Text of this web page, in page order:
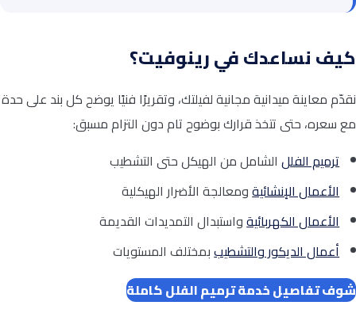
كيف نساعدك في رينوفيت؟
نقدّم معاينة ميدانية مجانية لفيلتك، وتقريرًا فنيًا يوضح كل بند على حدة
مع سعره، حتى تتخذ قرارك بوضوح تام دون التزام مسبق:
ترميم الفللالشامل من الهيكل حتى التشطيب
الأعمال الإنشائيةومعالجة الأضرار الهيكلية
الأعمال الكهربائيةواستبدال التمديدات القديمة
أعمال الديكور والتشطيببمختلف المستويات
شوف تفاصيل خدمة ترميم الفلل كاملة